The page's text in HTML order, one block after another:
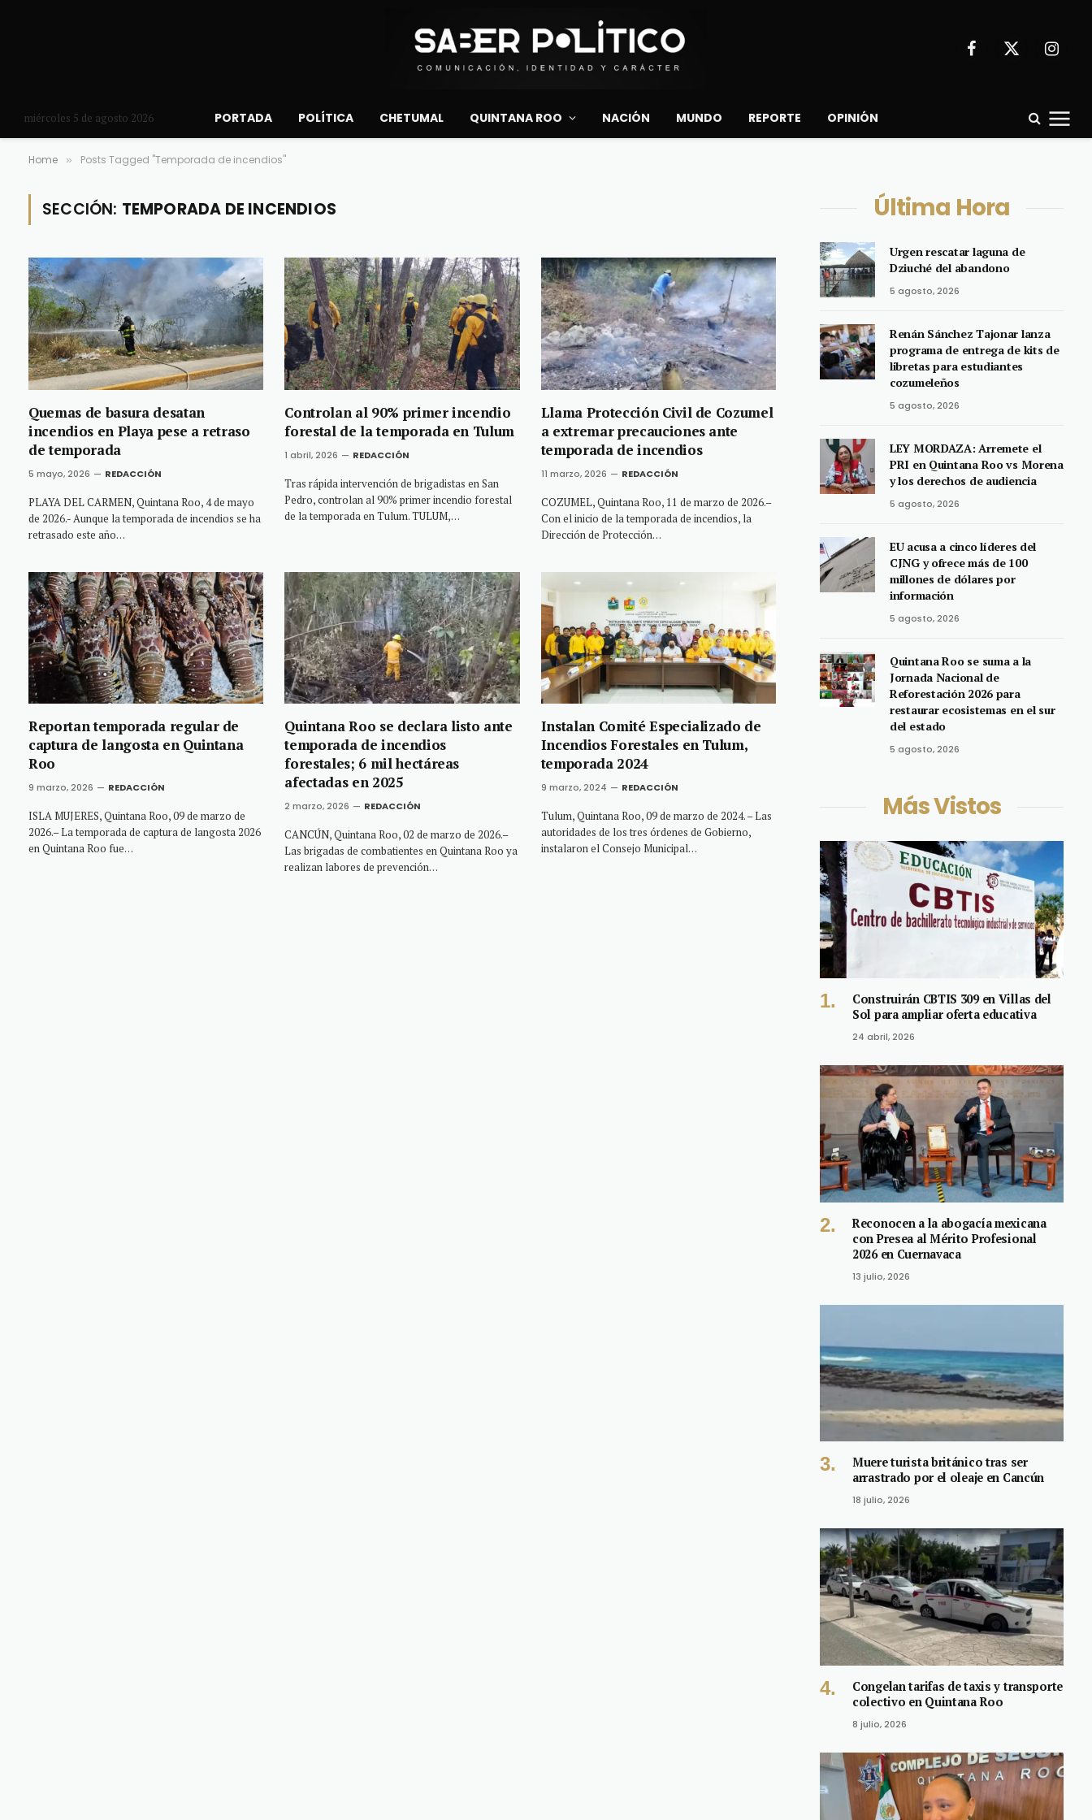
Facebook
X
miércoles 5 de agosto 2026 PORTADA POLÍTICA CHETUMAL QUINTANA ROO NACIÓN MUNDO REPORTE OPINIÓN
Home » Posts Tagged "Temporada de incendios"
SECCIÓN: TEMPORADA DE INCENDIOS
Quemas de basura desatan
incendios en Playa pese a retraso
de temporada
5 mayo, 2026 REDACCIÓN
PLAYA DEL CARMEN, Quintana Roo, 4 de mayo
de 2026.- Aunque la temporada de incendios se ha
retrasado este año…
Controlan al 90% primer incendio
forestal de la temporada en Tulum
1 abril, 2026 REDACCIÓN
Tras rápida intervención de brigadistas en San
Pedro, controlan al 90% primer incendio forestal
de la temporada en Tulum. TULUM,…
Llama Protección Civil de Cozumel
a extremar precauciones ante
temporada de incendios
11 marzo, 2026 REDACCIÓN
COZUMEL, Quintana Roo, 11 de marzo de 2026.–
Con el inicio de la temporada de incendios, la
Dirección de Protección…
Reportan temporada regular de
captura de langosta en Quintana
Roo
9 marzo, 2026 REDACCIÓN
ISLA MUJERES, Quintana Roo, 09 de marzo de
2026.– La temporada de captura de langosta 2026
en Quintana Roo fue…
Quintana Roo se declara listo ante
temporada de incendios
forestales; 6 mil hectáreas
afectadas en 2025
2 marzo, 2026 REDACCIÓN
CANCÚN, Quintana Roo, 02 de marzo de 2026.–
Las brigadas de combatientes en Quintana Roo ya
realizan labores de prevención…
Instalan Comité Especializado de
Incendios Forestales en Tulum,
temporada 2024
9 marzo, 2024 REDACCIÓN
Tulum, Quintana Roo, 09 de marzo de 2024. – Las
autoridades de los tres órdenes de Gobierno,
instalaron el Consejo Municipal…
Última Hora
Urgen rescatar laguna de
Dziuché del abandono
5 agosto, 2026
Renán Sánchez Tajonar lanza
programa de entrega de kits de
libretas para estudiantes
cozumeleños
5 agosto, 2026
LEY MORDAZA: Arremete el
PRI en Quintana Roo vs Morena
y los derechos de audiencia
5 agosto, 2026
EU acusa a cinco líderes del
CJNG y ofrece más de 100
millones de dólares por
información
5 agosto, 2026
Quintana Roo se suma a la
Jornada Nacional de
Reforestación 2026 para
restaurar ecosistemas en el sur
del estado
5 agosto, 2026
Más Vistos
Construirán CBTIS 309 en Villas del
Sol para ampliar oferta educativa
24 abril, 2026
Reconocen a la abogacía mexicana
con Presea al Mérito Profesional
2026 en Cuernavaca
13 julio, 2026
Muere turista británico tras ser
arrastrado por el oleaje en Cancún
18 julio, 2026
Congelan tarifas de taxis y transporte
colectivo en Quintana Roo
8 julio, 2026